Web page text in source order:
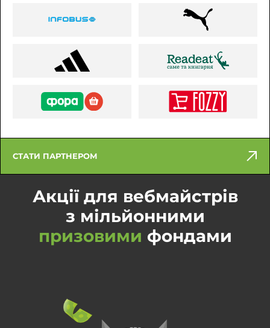
СТАТИ ПАРТНЕРОМ
Акції для вебмайстрів
з мільйонними
призовими фондами